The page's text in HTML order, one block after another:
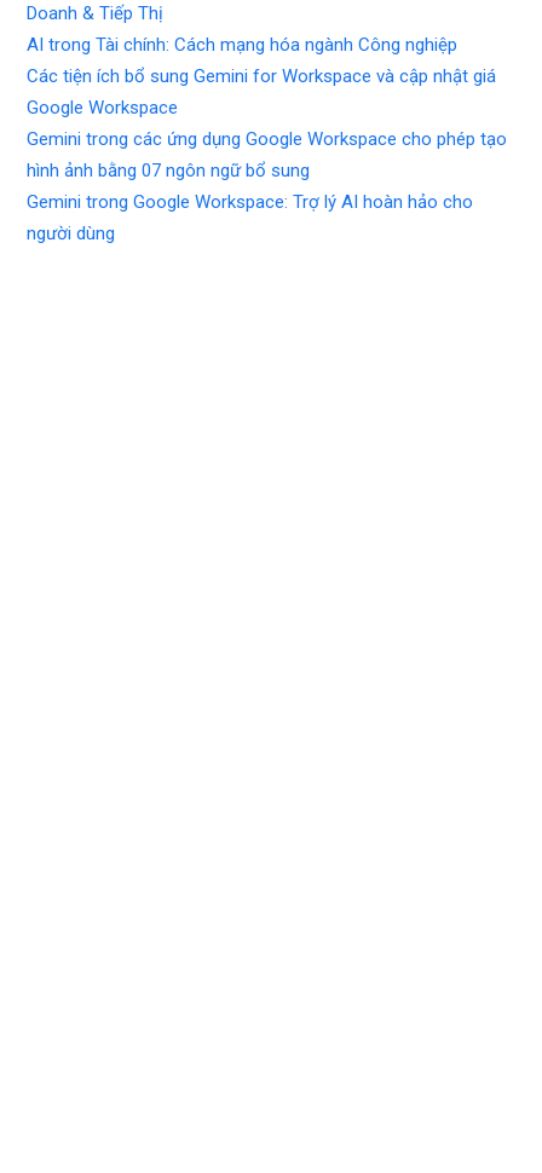
Doanh & Tiếp Thị
AI trong Tài chính: Cách mạng hóa ngành Công nghiệp
Các tiện ích bổ sung Gemini for Workspace và cập nhật giá
Google Workspace
Gemini trong các ứng dụng Google Workspace cho phép tạo
hình ảnh bằng 07 ngôn ngữ bổ sung
Gemini trong Google Workspace: Trợ lý AI hoàn hảo cho
người dùng